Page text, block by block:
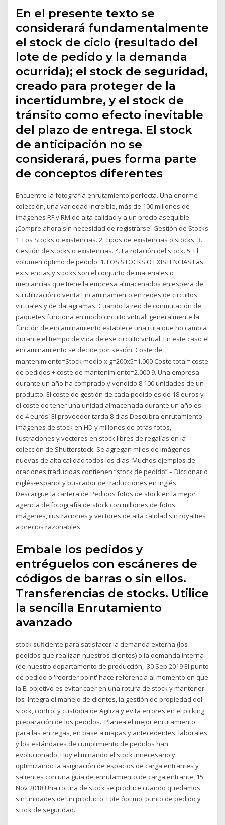
En el presente texto se
considerará fundamentalmente
el stock de ciclo (resultado del
lote de pedido y la demanda
ocurrida); el stock de seguridad,
creado para proteger de la
incertidumbre, y el stock de
tránsito como efecto inevitable
del plazo de entrega. El stock
de anticipación no se
considerará, pues forma parte
de conceptos diferentes
Encuentre la fotografía enrutamiento perfecta. Una enorme
colección, una variedad increíble, más de 100 millones de
imágenes RF y RM de alta calidad y a un precio asequible.
¡Compre ahora sin necesidad de registrarse! Gestión de Stocks
1. Los Stocks o existencias. 2. Tipos de existencias o stocks. 3.
Gestión de stocks o existencias. 4. La rotación del stock. 5. El
volumen óptimo de pedido. 1. LOS STOCKS O EXISTENCIAS Las
existencias y stocks son el conjunto de materiales o
mercancías que tiene la empresa almacenados en espera de
su utilización o venta Encaminamiento en redes de circuitos
virtuales y de datagramas. Cuando la red de conmutación de
paquetes funciona en modo circuito virtual, generalmente la
función de encaminamiento establece una ruta que no cambia
durante el tiempo de vida de ese circuito virtual. En este caso el
encaminamiento se decide por sesión. Coste de
mantenimiento=Stock medio x g=200x5=1.000 Coste total= coste
de pedidos + coste de mantenimiento=2.000 9. Una empresa
durante un año ha comprado y vendido 8.100 unidades de un
producto. El coste de gestión de cada pedido es de 18 euros y
el coste de tener una unidad almacenada durante un año es
de 4 euros. El proveedor tarda 8 días Descubra enrutamiento
imágenes de stock en HD y millones de otras fotos,
ilustraciones y vectores en stock libres de regalías en la
colección de Shutterstock. Se agregan miles de imágenes
nuevas de alta calidad todos los días. Muchos ejemplos de
oraciones traducidas contienen “stock de pedido” – Diccionario
inglés-español y buscador de traducciones en inglés.
Descargue la cartera de Pedidos fotos de stock en la mejor
agencia de fotografía de stock con millones de fotos,
imágenes, ilustraciones y vectores de alta calidad sin royalties
a precios razonables.
Embale los pedidos y
entréguelos con escáneres de
códigos de barras o sin ellos.
Transferencias de stocks. Utilice
la sencilla Enrutamiento
avanzado
stock suficiente para satisfacer la demanda externa (los
pedidos que realizan nuestros clientes) o la demanda interna
(de nuestro departamento de producción, 30 Sep 2019 El punto
de pedido o 'reorder point' hace referencia al momento en que
la El objetivo es evitar caer en una rotura de stock y mantener
los Integra el manejo de clientes, la gestión de propiedad del
stock, control y custodia de Agiliza y evita errores en el picking,
preparación de los pedidos.. Planea el mejor enrutamiento
para las entregas, en base a mapas y antecedentes. laborales
y los estándares de cumplimiento de pedidos han
evolucionado. Hoy eliminando el stock innecesario y
optimizando la asignación de espacios de carga entrantes y
salientes con una guía de enrutamiento de carga entrante 15
Nov 2018 Una rotura de stock se produce cuando quedamos
sin unidades de un producto. Lote óptimo, punto de pedido y
stock de seguridad.